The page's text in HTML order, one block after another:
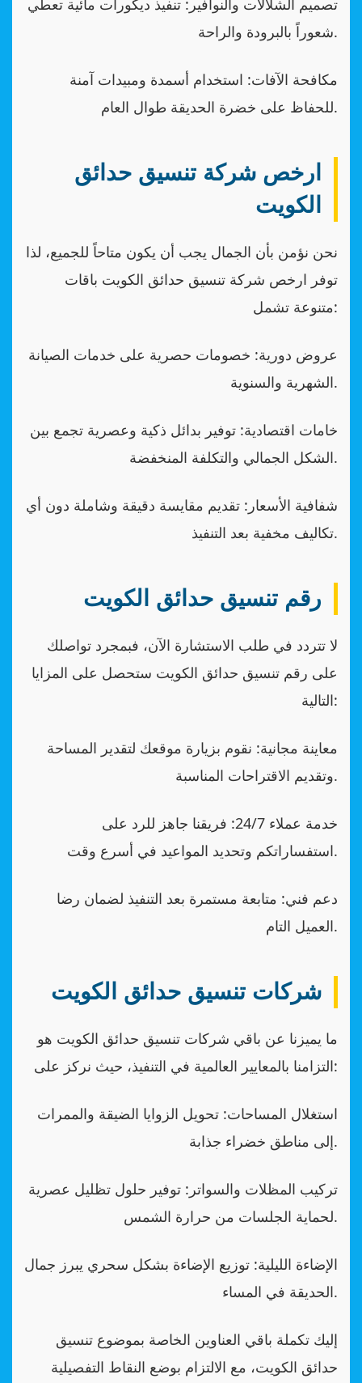
شعوراً بالبرودة والراحة.
مكافحة الآفات: استخدام أسمدة ومبيدات آمنة
للحفاظ على خضرة الحديقة طوال العام.
ارخص شركة تنسيق حدائق
الكويت
نحن نؤمن بأن الجمال يجب أن يكون متاحاً للجميع، لذا
توفر ارخص شركة تنسيق حدائق الكويت باقات
متنوعة تشمل:
عروض دورية: خصومات حصرية على خدمات الصيانة
الشهرية والسنوية.
خامات اقتصادية: توفير بدائل ذكية وعصرية تجمع بين
الشكل الجمالي والتكلفة المنخفضة.
شفافية الأسعار: تقديم مقايسة دقيقة وشاملة دون أي
تكاليف مخفية بعد التنفيذ.
رقم تنسيق حدائق الكويت
لا تتردد في طلب الاستشارة الآن، فبمجرد تواصلك
على رقم تنسيق حدائق الكويت ستحصل على المزايا
التالية:
معاينة مجانية: نقوم بزيارة موقعك لتقدير المساحة
وتقديم الاقتراحات المناسبة.
خدمة عملاء 24/7: فريقنا جاهز للرد على
استفساراتكم وتحديد المواعيد في أسرع وقت.
دعم فني: متابعة مستمرة بعد التنفيذ لضمان رضا
العميل التام.
شركات تنسيق حدائق الكويت
ما يميزنا عن باقي شركات تنسيق حدائق الكويت هو
التزامنا بالمعايير العالمية في التنفيذ، حيث نركز على:
استغلال المساحات: تحويل الزوايا الضيقة والممرات
إلى مناطق خضراء جذابة.
تركيب المظلات والسواتر: توفير حلول تظليل عصرية
لحماية الجلسات من حرارة الشمس.
الإضاءة الليلية: توزيع الإضاءة بشكل سحري يبرز جمال
الحديقة في المساء.
إليك تكملة باقي العناوين الخاصة بموضوع تنسيق
حدائق الكويت، مع الالتزام بوضع النقاط التفصيلية